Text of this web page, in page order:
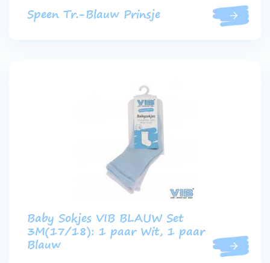
Speen Tr.-Blauw Prinsje
Baby Sokjes VIB BLAUW Set
3M(17/18): 1 paar Wit, 1 paar
Blauw